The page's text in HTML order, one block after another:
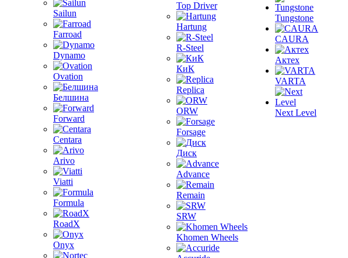
Sailun
Farroad
Dynamo
Ovation
Белшина
Forward
Centara
Arivo
Viatti
Formula
RoadX
Onyx
Top Driver
Hartung
R-Steel
КиК
Replica
ORW
Forsage
Диск
Advance
Remain
SRW
Khomen Wheels
Tungstone
CAURA
Актех
VARTA
Next Level